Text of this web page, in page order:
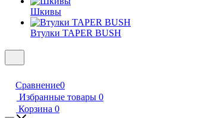
Шкивы
Втулки TAPER BUSH
Сравнение0
Избранные товары 0
Корзина 0